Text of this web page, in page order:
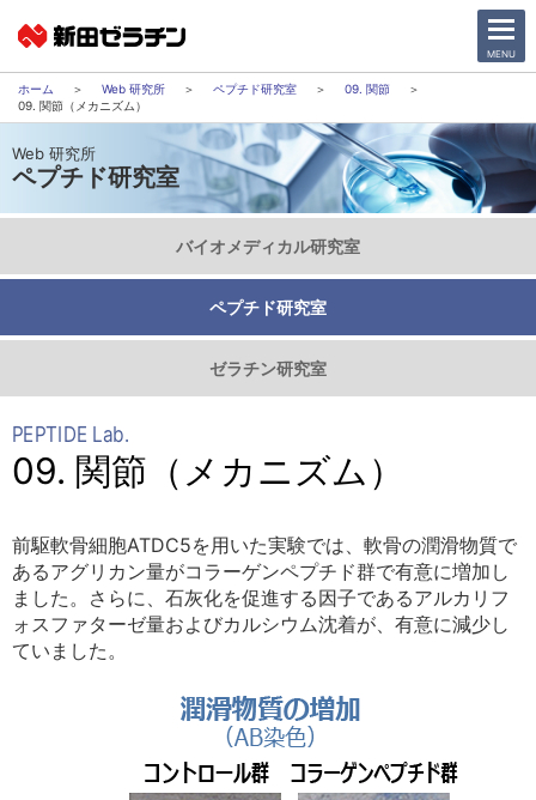
CLOSE
MENU
Web 研究所 ペプチド研究室
09. 関節
09. 関節（メカニズム）
09. 関節（メカニズム）
前駆軟骨細胞ATDC5を用いた実験では、軟骨の潤滑物質で
あるアグリカン量がコラーゲンペプチド群で有意に増加し
ました。さらに、石灰化を促進する因子であるアルカリフ
ォスファターゼ量およびカルシウム沈着が、有意に減少し
ていました。
ニュース一覧
会社情報
サステナビリティ
事業紹介
IR情報
English
中文 アクセス
Web 研究所
ペプチド研究室
バイオメディカル研究室
ペプチド研究室
ゼラチン研究室
PEPTIDE Lab.